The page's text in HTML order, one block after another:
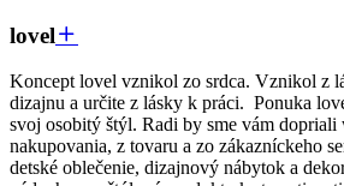
lovel
Koncept lovel vznikol zo srdca. Vznikol z
dizajnu a určite z lásky k práci. Ponuka
svoj osobitý štýl. Radi by sme vám
nakupovania, z tovaru a zo zákazníckeho
detské oblečenie, dizajnový nábytok a